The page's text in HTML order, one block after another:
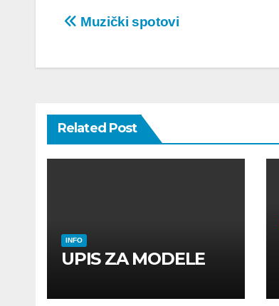
Post
Muzički spotovi
Related Post
INFO
UPIS ZA MODELE